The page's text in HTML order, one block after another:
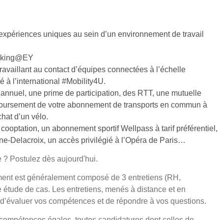
uniques au sein d’un environnement de travail
au contact d’équipes connectées à l’échelle
à l’international #Mobility4U.
une prime de participation, des RTT, une mutuelle
de votre abonnement de transports en commun à
d’un vélo.
un abonnement sportif Wellpass à tarif préférentiel,
Delacroix, un accès privilégié à l’Opéra de Paris…
? Postulez dès aujourd'hui.
est généralement composé de 3 entretiens (RH,
de cas. Les entretiens, menés à distance et en
vos compétences et de répondre à vos questions.